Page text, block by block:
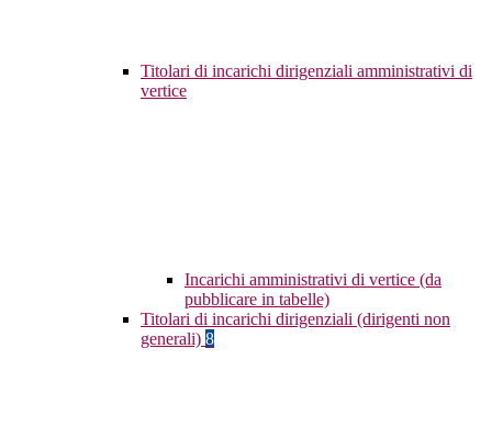
Titolari di incarichi dirigenziali amministrativi di
vertice
Incarichi amministrativi di vertice (da
pubblicare in tabelle)
Titolari di incarichi dirigenziali (dirigenti non
generali) 8